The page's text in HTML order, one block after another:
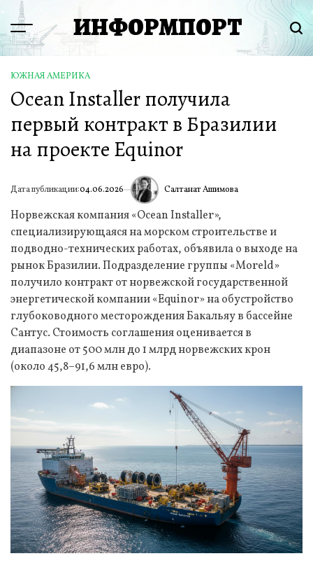
Перейти
содержимому
Menu ИНФОРМПОРТ
ОПУБЛИКОВАНО
В
ЮЖНАЯ АМЕРИКА
Ocean Installer получила
первый контракт в Бразилии
на проекте Equinor
Дата публикации:04.06.2026 ИА Салтанат Ашимова
Норвежская компания «Ocean Installer»,
специализирующаяся на морском строительстве и
подводно-технических работах, объявила о выходе на
рынок Бразилии. Подразделение группы «Moreld»
получило контракт от норвежской государственной
энергетической компании «Equinor» на обустройство
глубоководного месторождения Бакальяу в бассейне
Сантус. Стоимость соглашения оценивается в
диапазоне от 500 млн до 1 млрд норвежских крон
(около 45,8–91,6 млн евро).